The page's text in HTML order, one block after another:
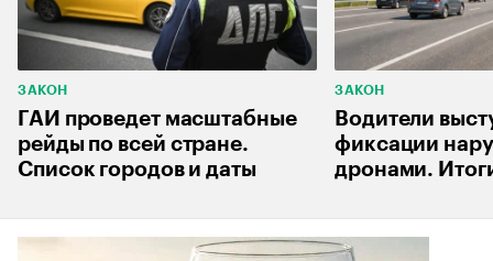
ЗАКОН
ГАИ проведет масштабные
рейды по всей стране.
Список городов и даты
ЗАКОН
Водители
фиксации
дронами.